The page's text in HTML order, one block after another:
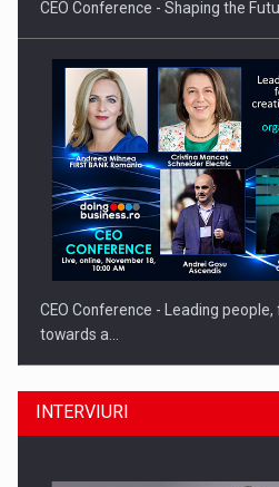
CEO Conference - Shaping the
CEO Conference - Leading
towards a…
INTERVIURI